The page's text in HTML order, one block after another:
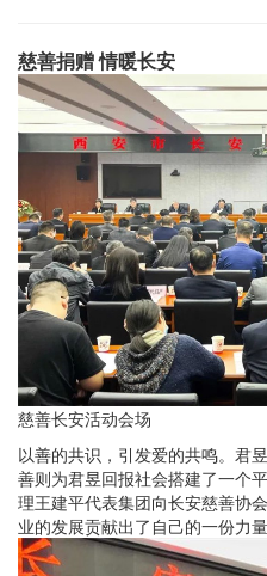
慈善捐赠 情暖长安
慈善长安活动会场
以善的共识，引发爱的共鸣。君
善则为君昱回报社会搭建了一个
理王建平代表集团向长安慈善协
业的发展贡献出了自己的一份力量